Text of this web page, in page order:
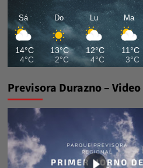
Sá
14°C
4°C
Do
13°C
2°C
Lu
12°C
4°C
Ma
11°C
3°C
Previsora Durazno – Video